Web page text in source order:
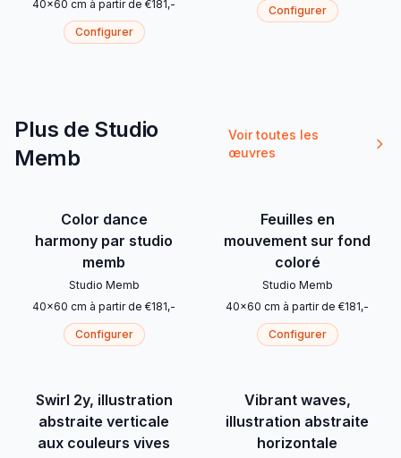
40x60 cm à partir de €181 ,-
Configurer
Configurer
Plus de Studio
Memb
Voir toutes les
œuvres
Color dance
harmony par studio
memb
Studio Memb
40x60 cm à partir de €181,-
Configurer
Feuilles en
mouvement sur fond
coloré
Studio Memb
40x60 cm à partir de €181,-
Configurer
Swirl 2y, illustration
abstraite verticale
aux couleurs vives
Vibrant waves,
illustration abstraite
horizontale